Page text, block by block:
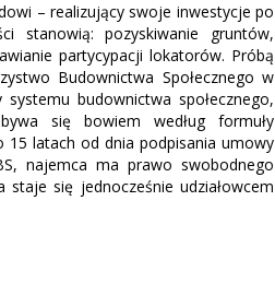
– realizujący swoje inwestycje po
stanowią: pozyskiwanie gruntów,
partycypacji lokatorów. Próbą
Budownictwa Społecznego w
budownictwa społecznego,
się bowiem według formuły
15 latach od dnia podpisania umowy
najemca ma prawo swobodnego
się jednocześnie udziałowcem